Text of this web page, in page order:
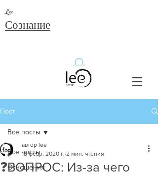
Lee
Сознание
Пост
Все посты
Отношения
Все посты
❓ВОПРОС: Из-за чего
автор lee
18 февр. 2020 г. 2 мин. чтения